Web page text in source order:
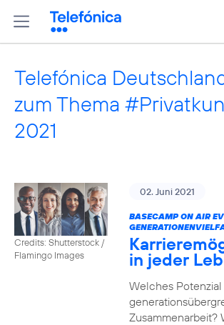
Telefónica
zum Thema
2021
Credits: Shutterstock /
Flamingo Images
02. Juni 2021
BASECAMP ON AIR
in jeder
Welches
Zusammenarbeit?